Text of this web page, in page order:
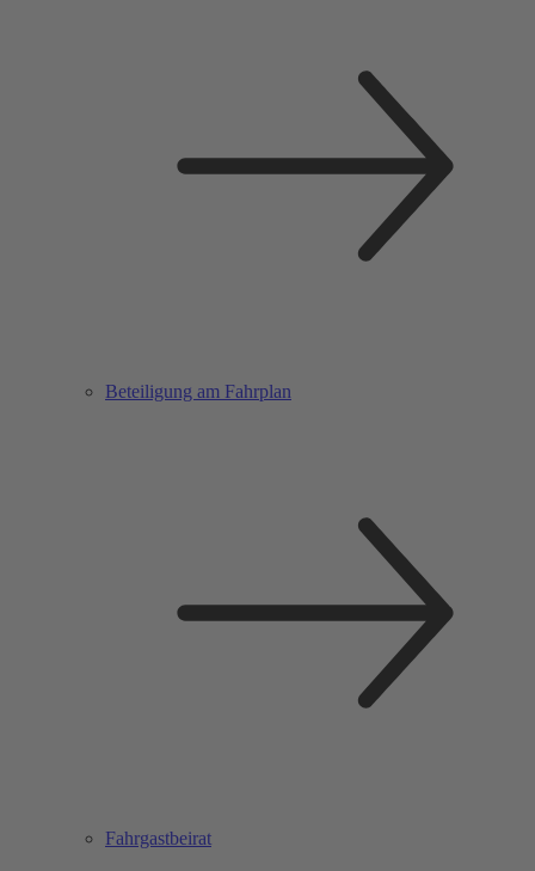
Beteiligung am Fahrplan
Fahrgastbeirat